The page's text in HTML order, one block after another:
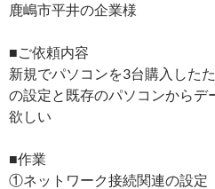
鹿嶋市平井の企業様
■ご依頼内容
新規でパソコンを3台購入した
の設定と既存のパソコンからデ
欲しい
■作業
①ネットワーク接続関連の設定